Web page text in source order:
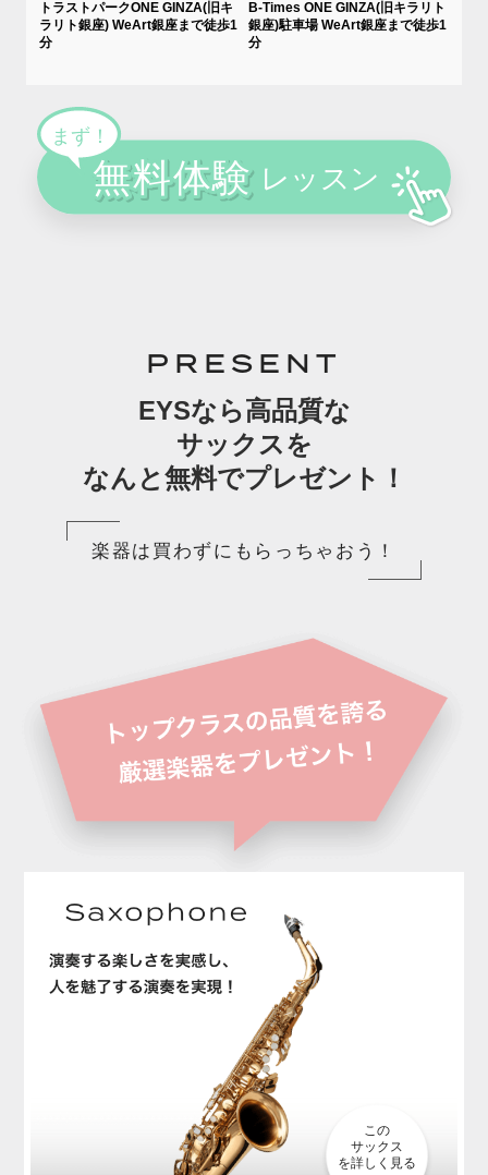
トラストパークONE GINZA(旧キ
ラリト銀座) WeArt銀座まで徒歩1
分
B-Times ONE GINZA(旧キラリト
銀座)駐車場 WeArt銀座まで徒歩1
分
PRESENT
EYSなら高品質な
サックスを
なんと無料でプレゼント！
楽器は買わずにもらっちゃおう！
この
サックス
を詳しく見る